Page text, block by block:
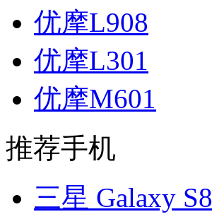
优摩L908
优摩L301
优摩M601
推荐手机
三星 Galaxy S8